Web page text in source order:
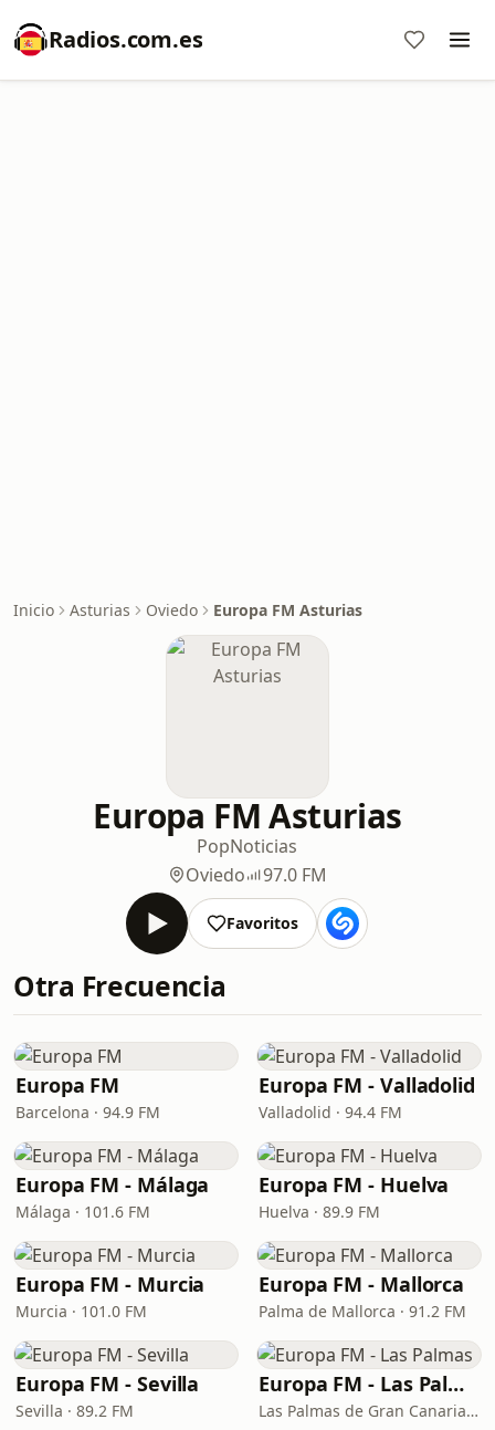
Radios.com.es
Inicio Asturias Oviedo Europa FM Asturias
Europa FM Asturias
PopNoticias
Oviedo
97.0 FM
Favoritos
Otra Frecuencia
Europa FM
Barcelona · 94.9 FM
Europa FM - Valladolid
Valladolid · 94.4 FM
Europa FM - Málaga
Málaga · 101.6 FM
Europa FM - Huelva
Huelva · 89.9 FM
Europa FM - Murcia
Murcia · 101.0 FM
Europa FM - Mallorca
Palma de Mallorca · 91.2 FM
Europa FM - Sevilla
Sevilla · 89.2 FM
Europa FM - Las Palmas
Las Palmas de Gran Canaria · 87.6 FM